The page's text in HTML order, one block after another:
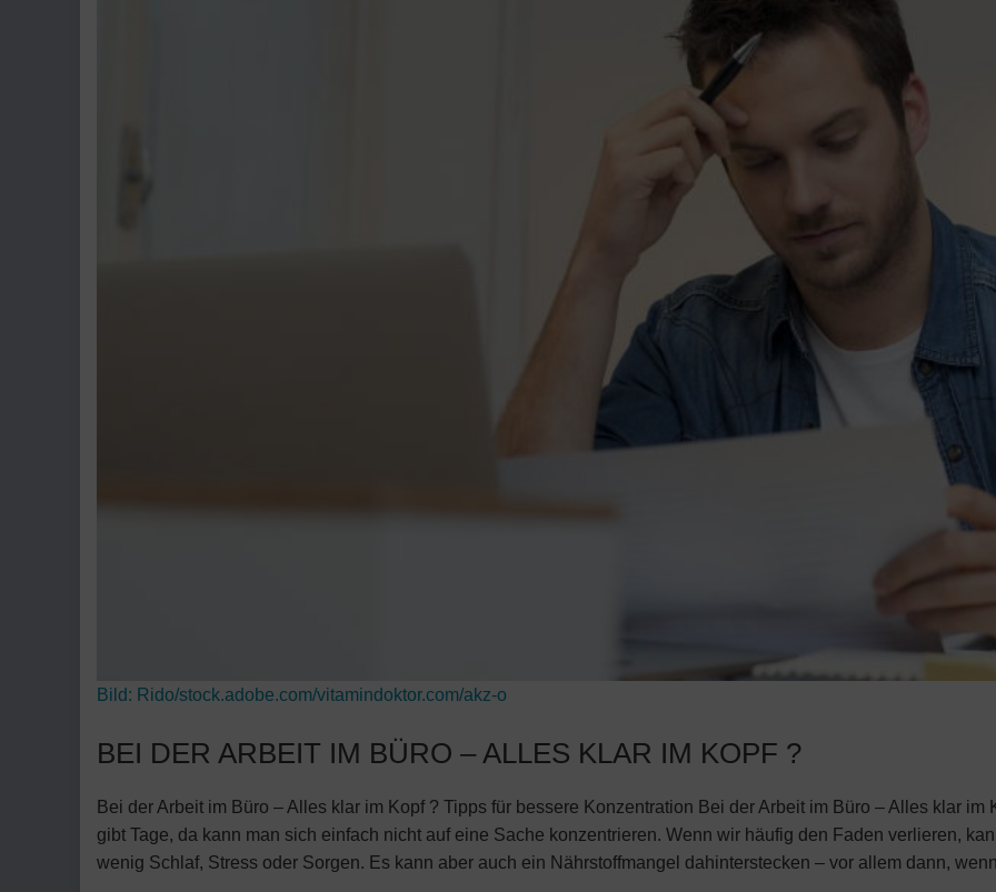
Bild: Rido/stock.adobe.com/vitamindoktor.com/akz-o
BEI DER ARBEIT IM BÜRO – ALLES KLAR IM KOPF ?
Bei der Arbeit im Büro – Alles klar im Kopf ? Tipps für bessere Konzentration Bei der Arbeit im Büro – Alles klar
gibt Tage, da kann man sich einfach nicht auf eine Sache konzentrieren. Wenn wir häufig den Faden verlieren,
wenig Schlaf, Stress oder Sorgen. Es kann aber auch ein Nährstoffmangel dahinterstecken – vor allem dann,